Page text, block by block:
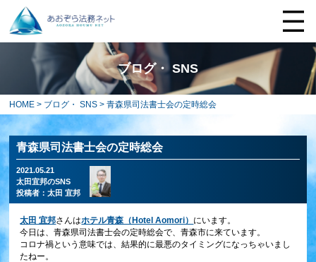
ブログ・ SNS
HOME > ブログ・ SNS > 青森県司法書士会の定時総会
青森県司法書士会の定時総会
2021.05.21
太田宜邦のSNS
投稿者：太田 宜邦
太田 宜邦さんはホテル青森（Hotel Aomori） にいます。
今日は、青森県司法書士会の定時総会で、青森市に来ています。
コロナ禍という意味では、結果的に最悪のタイミングになっちゃいまし
たねー。